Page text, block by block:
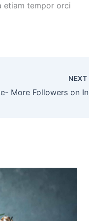
etiam tempor orci
NEXT